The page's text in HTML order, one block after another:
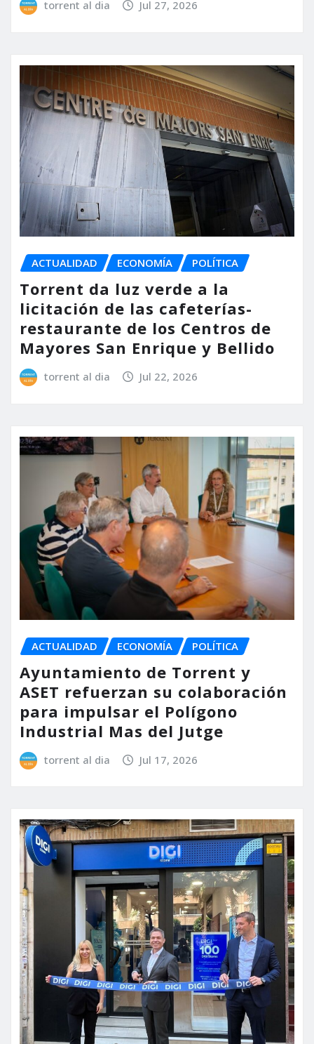
torrent al dia Jul 27, 2026
ACTUALIDAD ECONOMÍA POLÍTICA
Torrent da luz verde a la
licitación de las cafeterías-
restaurante de los Centros de
Mayores San Enrique y Bellido
torrent al dia Jul 22, 2026
ACTUALIDAD ECONOMÍA POLÍTICA
Ayuntamiento de Torrent y
ASET refuerzan su colaboración
para impulsar el Polígono
Industrial Mas del Jutge
torrent al dia Jul 17, 2026